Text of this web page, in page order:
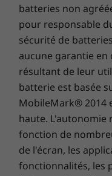
Sécurité
Le portable
suite mise à jour
ThinkShield
AMD. En plus
pour webcam, de
En option : Lecteur
En option : Lecteur
Certifications
EPEAT®Gold
Energy Star® 8.0
Les caractéristiques et
les versions disponibles à la
Comparer
Explorer tous
batteries non
pour responsable
sécurité de
aucune garantie en
résultant de leur
batterie est basée
MobileMark® 2014
haute. L'autonomie
fonction de
de l'écran, les
fonctionnalités, les